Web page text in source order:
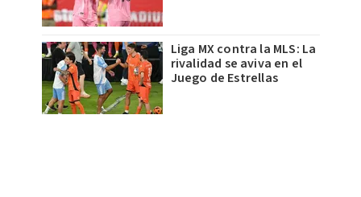
Liga MX contra la MLS: La
rivalidad se aviva en el
Juego de Estrellas